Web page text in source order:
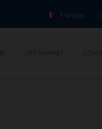
Français
OFF MARKET